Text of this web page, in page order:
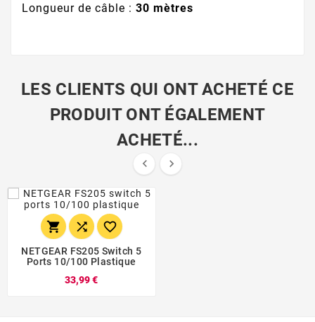
Longueur de câble : 30 mètres
LES CLIENTS QUI ONT ACHETÉ CE
PRODUIT ONT ÉGALEMENT
ACHETÉ...
 
  
NETGEAR FS205 Switch 5
Ports 10/100 Plastique
33,99 €